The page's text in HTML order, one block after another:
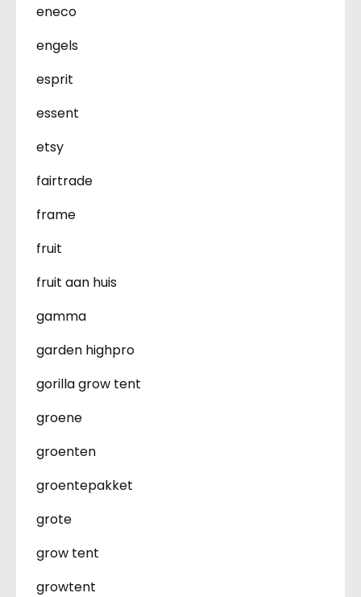
eneco
engels
esprit
essent
etsy
fairtrade
frame
fruit
fruit aan huis
gamma
garden highpro
gorilla grow tent
groene
groenten
groentepakket
grote
grow tent
growtent